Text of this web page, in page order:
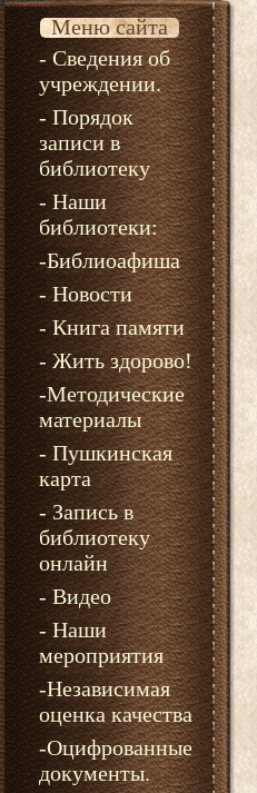
Меню сайта
- Сведения об
учреждении.
- Порядок
записи в
библиотеку
- Наши
библиотеки:
-Библиоафиша
- Новости
- Книга памяти
- Жить здорово!
-Методические
материалы
- Пушкинская
карта
- Запись в
библиотеку
онлайн
- Видео
- Наши
мероприятия
-Независимая
оценка качества
-Оцифрованные
документы.